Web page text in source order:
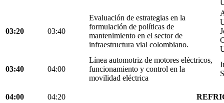
03:20 03:40
Evaluación de estrategias en la
formulación de políticas de
mantenimiento en el sector de
infraestructura vial colombiano.
03:40 04:00
Línea automotriz de motores eléctricos,
funcionamiento y control en la
movilidad eléctrica
04:00 04:20